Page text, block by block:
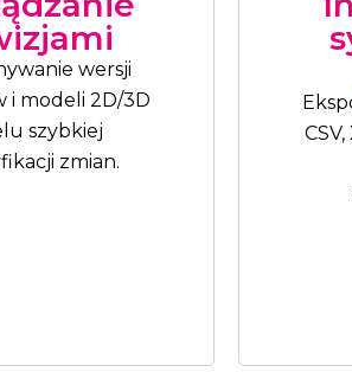
wersji
i modeli 2D/3D
szybkiej
zmian.